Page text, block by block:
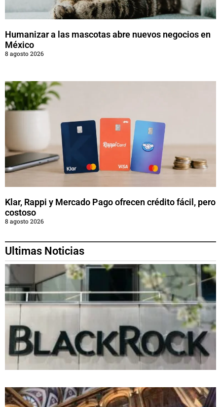
Humanizar a las mascotas abre nuevos negocios en
México
8 agosto 2026
Klar, Rappi y Mercado Pago ofrecen crédito fácil, pero
costoso
8 agosto 2026
Ultimas Noticias